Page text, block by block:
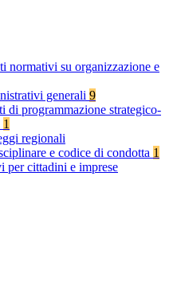
normativi su organizzazione e
generali 9
di programmazione strategico-
1
regionali
e codice di condotta 1
per cittadini e imprese